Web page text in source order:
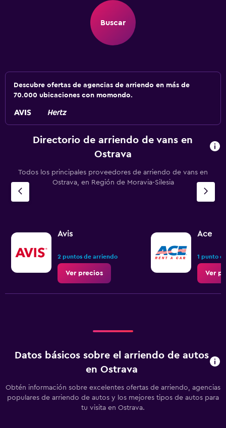
Buscar
Descubre ofertas de agencias de arriendo en más de
70.000 ubicaciones con momondo.
Directorio de arriendo de vans en
Ostrava
Todos los principales proveedores de arriendo de vans en
Ostrava, en Región de Moravia-Silesia
Avis
2 puntos de arriendo
Ver precios
Ace
1 punto
Ver
Datos básicos sobre el arriendo de autos
en Ostrava
Obtén información sobre excelentes ofertas de arriendo, agencias
populares de arriendo de autos y los mejores tipos de autos para
tu visita en Ostrava.